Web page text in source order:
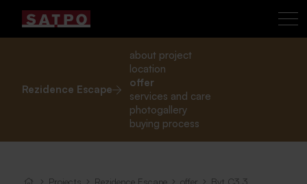
Rezidence Escape
about project
location
offer
services and care
photogallery
buying process
Projects Rezidence Escape offer Byt C3.3